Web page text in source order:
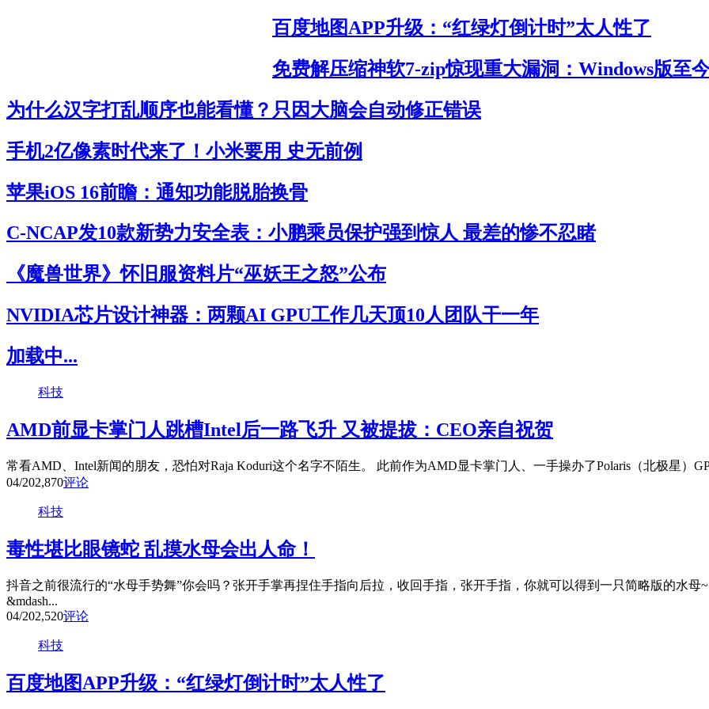
百度地图APP升级：“红绿灯倒计时”太人性了
免费解压缩神软7-zip惊现重大漏洞：Windows版至
为什么汉字打乱顺序也能看懂？只因大脑会自动修正错误
手机2亿像素时代来了！小米要用 史无前例
苹果iOS 16前瞻：通知功能脱胎换骨
C-NCAP发10款新势力安全表：小鹏乘员保护强到惊人 最差的惨不忍睹
《魔兽世界》怀旧服资料片“巫妖王之怒”公布
NVIDIA芯片设计神器：两颗AI GPU工作几天顶10人团队干一年
加载中...
科技
AMD前显卡掌门人跳槽Intel后一路飞升 又被提拔：CEO亲自祝贺
常看AMD、Intel新闻的朋友，恐怕对Raja Koduri这个名字不陌生。 此前作为AMD显卡掌门人、一手操办了Polaris（北极星）
04/202,870评论
科技
毒性堪比眼镜蛇 乱摸水母会出人命！
抖音之前很流行的“水母手势舞”你会吗？张开手掌再捏住手指向后拉，收回手指，张开手指，你就可以得到一只简略版的水
&mdash...
04/202,520评论
科技
百度地图APP升级：“红绿灯倒计时”太人性了